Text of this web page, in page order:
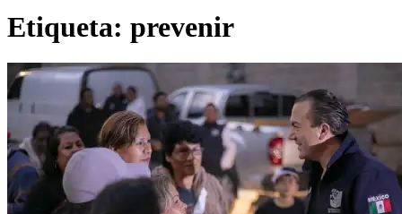
Etiqueta: prevenir